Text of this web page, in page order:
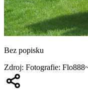
Bez popisku
Zdroj: Fotografie: